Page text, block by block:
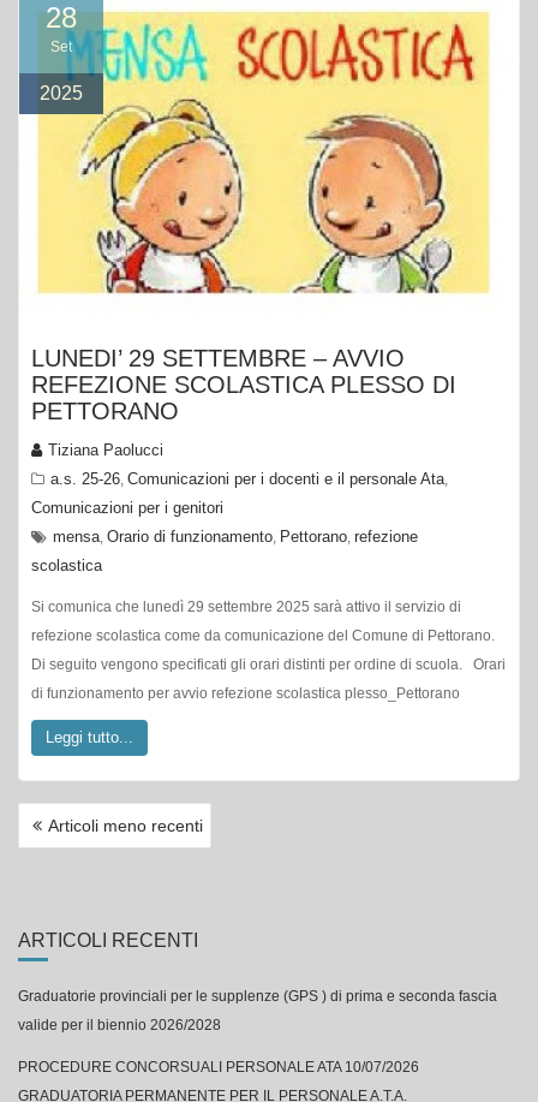
28
Set
2025
LUNEDI’ 29 SETTEMBRE – AVVIO
REFEZIONE SCOLASTICA PLESSO DI
PETTORANO
Tiziana Paolucci
a.s. 25-26, Comunicazioni per i docenti e il personale Ata,
Comunicazioni per i genitori
mensa, Orario di funzionamento, Pettorano, refezione
scolastica
Si comunica che lunedì 29 settembre 2025 sarà attivo il servizio di
refezione scolastica come da comunicazione del Comune di Pettorano.
Di seguito vengono specificati gli orari distinti per ordine di scuola. Orari
di funzionamento per avvio refezione scolastica plesso_Pettorano
Leggi tutto...
NAVIGAZIONE
ARTICOLI
Articoli meno recenti
ARTICOLI RECENTI
Graduatorie provinciali per le supplenze (GPS ) di prima e seconda fascia
valide per il biennio 2026/2028
PROCEDURE CONCORSUALI PERSONALE ATA 10/07/2026
GRADUATORIA PERMANENTE PER IL PERSONALE A.T.A.